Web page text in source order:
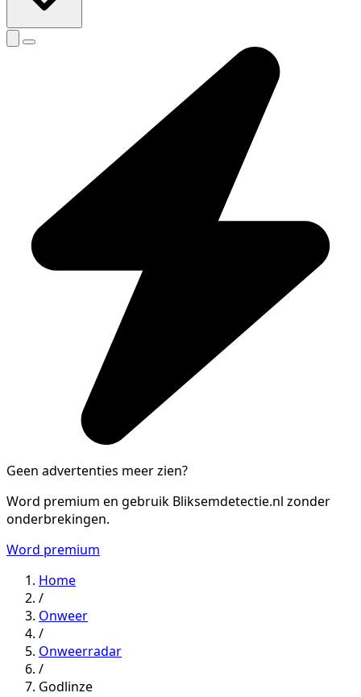
Geen advertenties meer zien?
Word premium en gebruik Bliksemdetectie.nl zonder
onderbrekingen.
Word premium
Home
/
Onweer
/
Onweerradar
/
Godlinze